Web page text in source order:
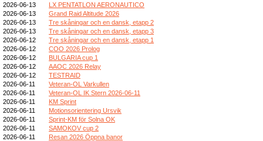
2026-06-13
LX PENTATLON AERONAUTICO
2026-06-13
Grand Raid Altitude 2026
2026-06-13
Tre skåningar och en dansk, etapp 2
2026-06-13
Tre skåningar och en dansk, etapp 3
2026-06-12
Tre skåningar och en dansk, etapp 1
2026-06-12
COO 2026 Prolog
2026-06-12
BULGARIA cup 1
2026-06-12
AAOC 2026 Relay
2026-06-12
TESTRAID
2026-06-11
Veteran-OL Varkullen
2026-06-11
Veteran-OL IK Stern 2026-06-11
2026-06-11
KM Sprint
2026-06-11
Motionsorientering Ursvik
2026-06-11
Sprint-KM för Solna OK
2026-06-11
SAMOKOV cup 2
2026-06-11
Resan 2026 Öppna banor